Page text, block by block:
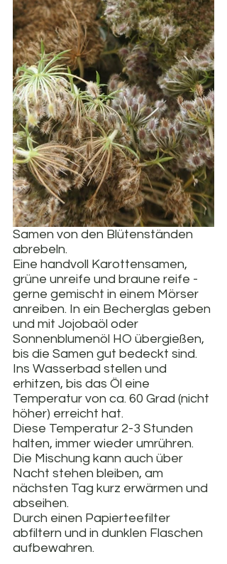
Samen von den Blütenständen
abrebeln.
Eine handvoll Karottensamen,
grüne unreife und braune reife -
gerne gemischt in einem Mörser
anreiben. In ein Becherglas geben
und mit Jojobaöl oder
Sonnenblumenöl HO übergießen,
bis die Samen gut bedeckt sind.
Ins Wasserbad stellen und
erhitzen, bis das Öl eine
Temperatur von ca. 60 Grad (nicht
höher) erreicht hat.
Diese Temperatur 2-3 Stunden
halten, immer wieder umrühren.
Die Mischung kann auch über
Nacht stehen bleiben, am
nächsten Tag kurz erwärmen und
abseihen.
Durch einen Papierteefilter
abfiltern und in dunklen Flaschen
aufbewahren.